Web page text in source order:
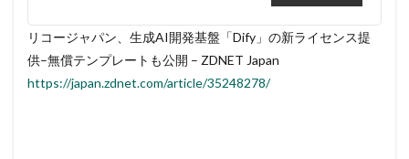
リコージャパン、生成AI開発基盤「Dify」の新ライセンス提
供–無償テンプレートも公開 – ZDNET Japan
https://japan.zdnet.com/article/35248278/